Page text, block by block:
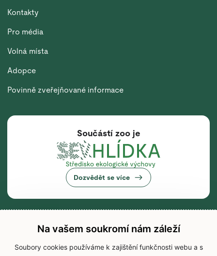
Kontakty
Pro média
Volná místa
Adopce
Povinně zveřejňované informace
Součástí zoo je
Dozvědět se více
Na vašem soukromí nám záleží
Soubory cookies používáme k zajištění funkčnosti webu a s